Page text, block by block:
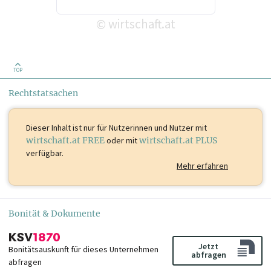
© wirtschaft.at
TOP
Rechtstatsachen
Dieser Inhalt istnur für Nutzerinnen und Nutzer mit
wirtschaft.at FREEoder mitwirtschaft.at PLUS
verfügbar.
Mehr erfahren
Bonität & Dokumente
Bonitätsauskunft für dieses Unternehmen
abfragen
Jetzt
abfragen